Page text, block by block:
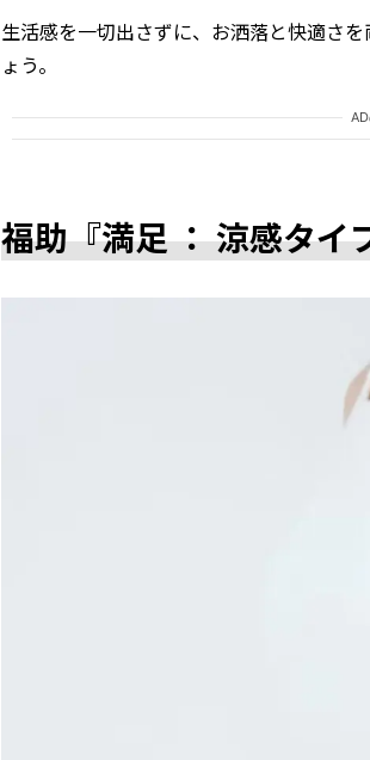
生活感を一切出さずに、お洒落と快適さ
ょう。
福助『満足 ： 涼感タイ